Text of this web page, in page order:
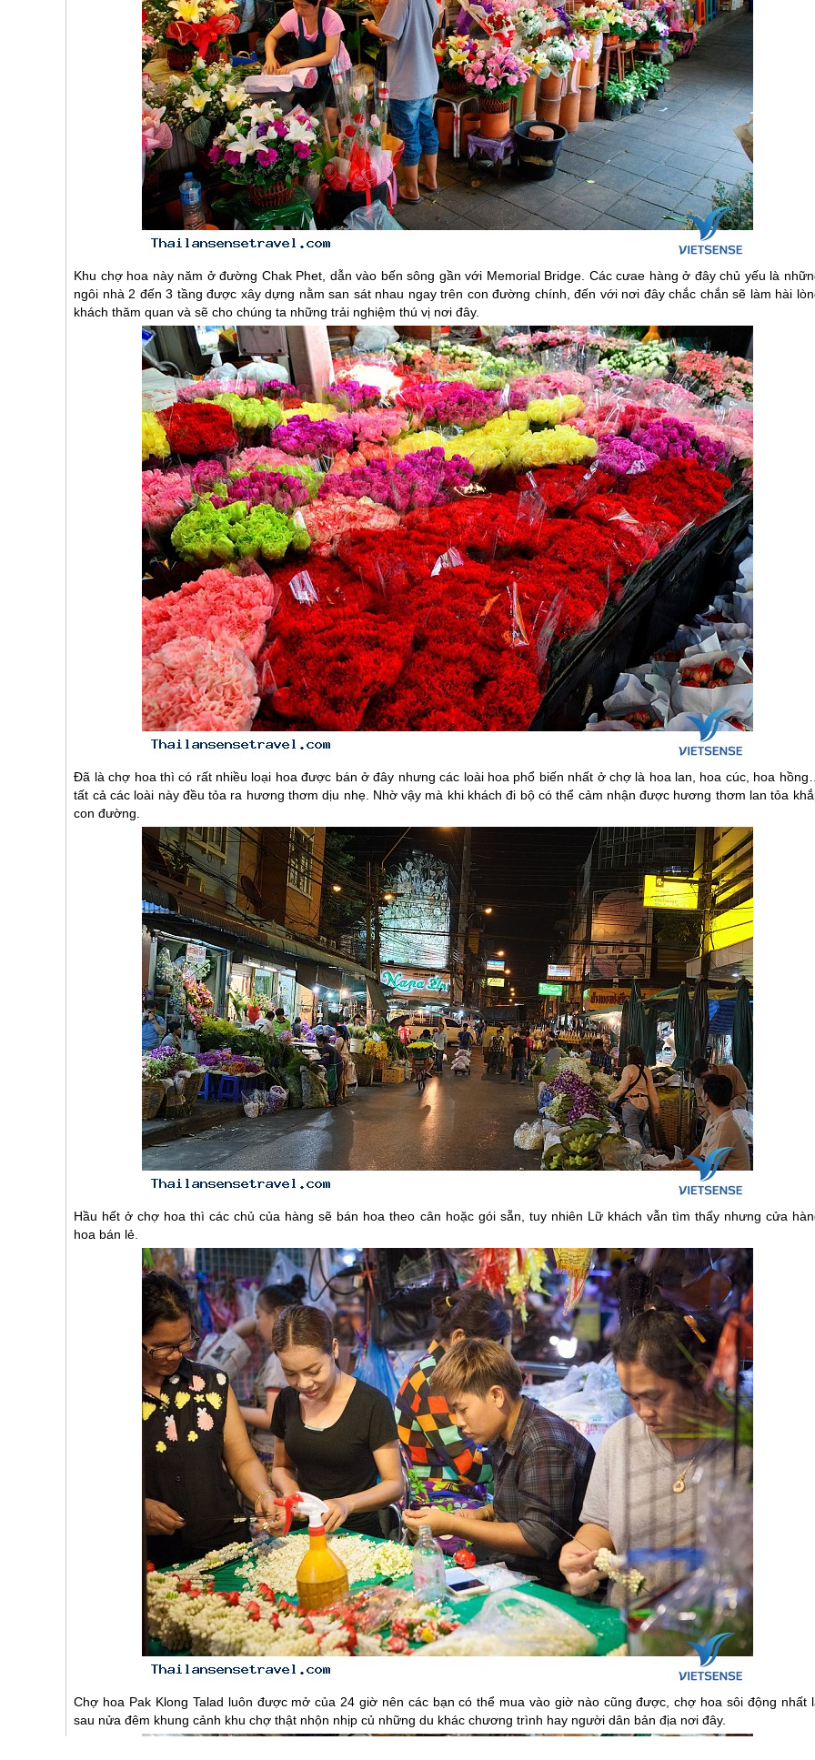
Khu chợ hoa này năm ở đường Chak Phet, dẫn vào bến sông gần với Memorial Bridge. Các cưae hàng ở đây chủ yếu là
ngôi nhà 2 đến 3 tầng được xây dựng nằm san sát nhau ngay trên con đường chính, đến với nơi đây chắc chắn sẽ làm hài
khách thăm quan và sẽ cho chúng ta những trải nghiệm thú vị nơi đây.
Đã là chợ hoa thì có rất nhiều loại hoa được bán ở đây nhưng các loài hoa phổ biến nhất ở chợ là hoa lan, hoa cúc, hoa
tất cả các loài này đều tỏa ra hương thơm dịu nhẹ. Nhờ vậy mà khi khách đi bộ có thể cảm nhận được hương thơm lan tỏa
con đường.
Hầu hết ở chợ hoa thì các chủ của hàng sẽ bán hoa theo cân hoặc gói sẵn, tuy nhiên Lữ khách vẫn tìm thấy nhưng cửa
hoa bán lẻ.
Chợ hoa Pak Klong Talad luôn được mở của 24 giờ nên các bạn có thể mua vào giờ nào cũng được, chợ hoa sôi động nhất
sau nửa đêm khung cảnh khu chợ thật nhộn nhịp củ những du khác chương trình hay người dân bản địa nơi đây.